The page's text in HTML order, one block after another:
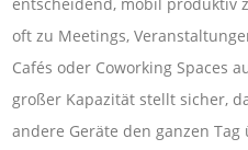
oft zu Meetings,
Cafés oder Coworking Spaces
großer Kapazität stellt sicher,
andere Geräte den ganzen